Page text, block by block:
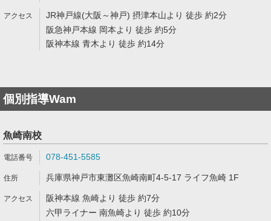
JR神戸線(大阪～神戸) 摂津本山より 徒歩 約2分
阪急神戸本線 岡本より 徒歩 約5分
阪神本線 青木より 徒歩 約14分
個別指導Wam
魚崎南校
078-451-5585
兵庫県神戸市東灘区魚崎南町4-5-17 ライフ魚崎 1F
阪神本線 魚崎より 徒歩 約7分
六甲ライナー 南魚崎より 徒歩 約10分